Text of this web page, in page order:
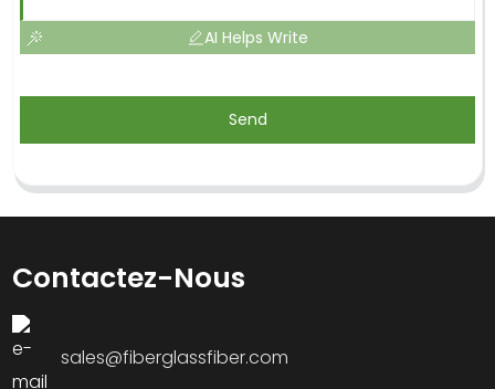
AI Helps Write
Send
Contactez-Nous
sales@fiberglassfiber.com